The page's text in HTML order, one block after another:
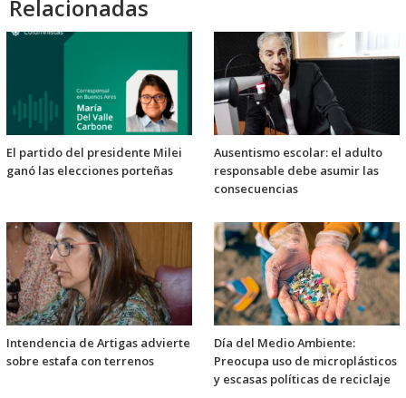
Relacionadas
El partido del presidente Milei
ganó las elecciones porteñas
Ausentismo escolar: el adulto
responsable debe asumir las
consecuencias
Intendencia de Artigas advierte
sobre estafa con terrenos
Día del Medio Ambiente:
Preocupa uso de microplásticos
y escasas políticas de reciclaje